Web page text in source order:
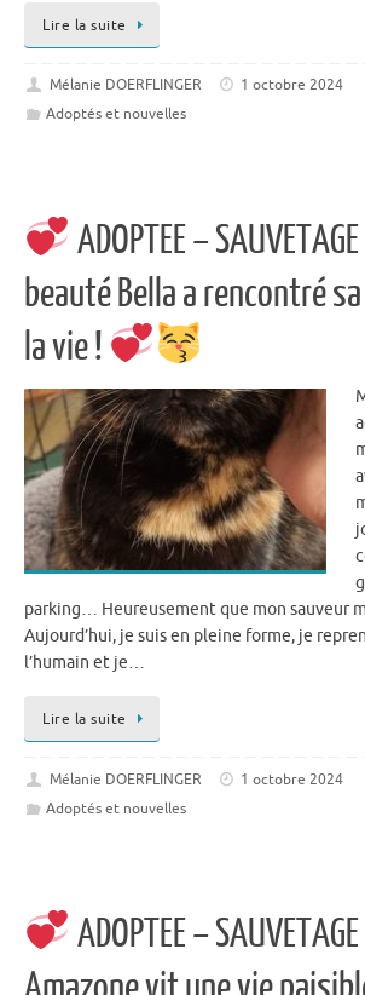
Lire la suite
Mélanie DOERFLINGER
1 octobre 2024
Adoptés et nouvelles
ADOPTEE –
beauté Bella a rencontré
la vie !
parking… Heureusement que mon sauveur
Aujourd’hui, je suis en pleine forme, je
l’humain et je…
Lire la suite
Mélanie DOERFLINGER
1 octobre 2024
Adoptés et nouvelles
ADOPTEE –